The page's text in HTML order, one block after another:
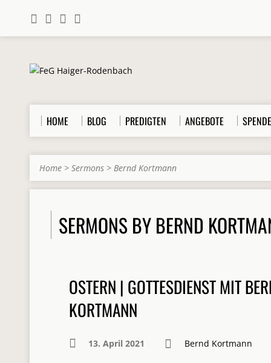
HOME BLOG PREDIGTEN ANGEBOTE
Home > Sermons > Bernd Kortmann
SERMONS BY BERND
OSTERN | GOTTESDIENST MIT
KORTMANN
13. April 2021 Bernd Kortmann